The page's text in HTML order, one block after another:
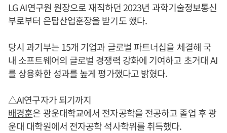
LG AI연구원 원장으로 재직하던 2023년 과학기술정보통신
부로부터 은탑산업훈장을 받기도 했다.
당시 과기부는 15개 기업과 글로벌 파트너십을 체결해 국
내 소프트웨어의 글로벌 경쟁력 강화에 기여하고 초거대 AI
를 상용화한 성과를 높게 평가했다고 밝혔다.
△AI연구자가 되기까지
배경훈은 광운대학교에서 전자공학을 전공하고 졸업 후 광
운대 대학원에서 전자공학 석사학위를 취득했다.